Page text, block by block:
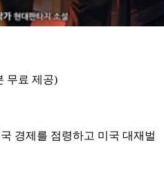
무료 제공)
경제를 점령하고 미국 대재벌